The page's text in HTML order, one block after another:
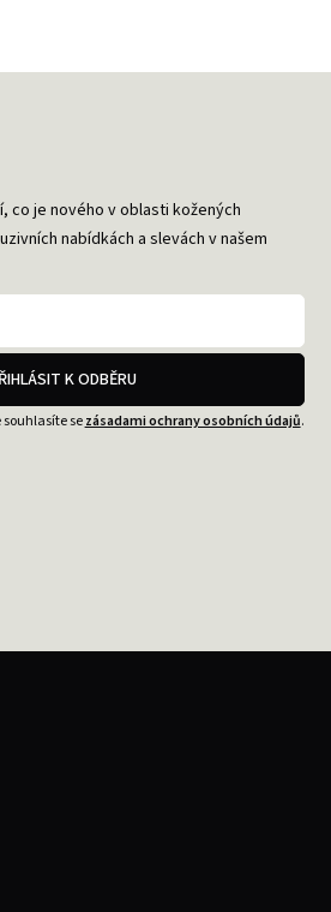
co je nového v oblasti kožených
nabídkách a slevách v našem
K ODBĚRU
sezásadami ochrany osobních údajů.